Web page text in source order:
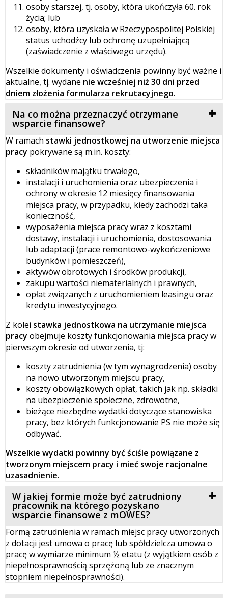
osoby starszej, tj. osoby, która ukończyła 60. rok
życia; lub
osoby, która uzyskała w Rzeczypospolitej Polskiej
status uchodźcy lub ochronę uzupełniającą
(zaświadczenie z właściwego urzędu).
Wszelkie dokumenty i oświadczenia powinny być ważne i
aktualne, tj. wydane nie wcześniej niż 30 dni przed
dniem złożenia formularza rekrutacyjnego.
Na co można przeznaczyć otrzymane
wsparcie finansowe?
W ramach stawki jednostkowej na utworzenie miejsca
pracy pokrywane są m.in. koszty:
składników majątku trwałego,
instalacji i uruchomienia oraz ubezpieczenia i
ochrony w okresie 12 miesięcy finansowania
miejsca pracy, w przypadku, kiedy zachodzi taka
konieczność,
wyposażenia miejsca pracy wraz z kosztami
dostawy, instalacji i uruchomienia, dostosowania
lub adaptacji (prace remontowo-wykończeniowe
budynków i pomieszczeń),
aktywów obrotowych i środków produkcji,
zakupu wartości niematerialnych i prawnych,
opłat związanych z uruchomieniem leasingu oraz
kredytu inwestycyjnego.
Z kolei stawka jednostkowa na utrzymanie miejsca
pracy obejmuje koszty funkcjonowania miejsca pracy w
pierwszym okresie od utworzenia, tj:
koszty zatrudnienia (w tym wynagrodzenia) osoby
na nowo utworzonym miejscu pracy,
koszty obowiązkowych opłat, takich jak np. składki
na ubezpieczenie społeczne, zdrowotne,
bieżące niezbędne wydatki dotyczące stanowiska
pracy, bez których funkcjonowanie PS nie może się
odbywać.
Wszelkie wydatki powinny być ściśle powiązane z
tworzonym miejscem pracy i mieć swoje racjonalne
uzasadnienie.
W jakiej formie może być zatrudniony
pracownik na którego pozyskano
wsparcie finansowe z mOWES?
Formą zatrudnienia w ramach miejsc pracy utworzonych
z dotacji jest umowa o pracę lub spółdzielcza umowa o
pracę w wymiarze minimum ½ etatu (z wyjątkiem osób z
niepełnosprawnością sprzężoną lub ze znacznym
stopniem niepełnosprawności).